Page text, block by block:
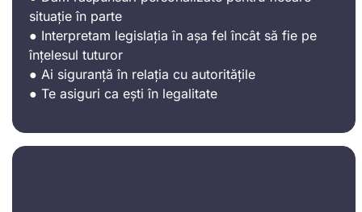
situație în parte
● Interpretam legislația în așa fel încât să fie pe
înțelesul tuturor
● Ai siguranță în relația cu autoritățile
● Te asiguri ca ești în legalitate